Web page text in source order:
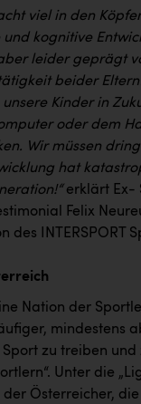
Research
automation
Nettingsdorf
Austria
viel in den
und kognitive
leider geprägt
beider
unsere Kinder in
oder dem
Wir müssen
hat
erklärt Ex-
Felix
des INTERSPORT
Nation der
mindestens
zu treiben
Unter die
der Österreicher,